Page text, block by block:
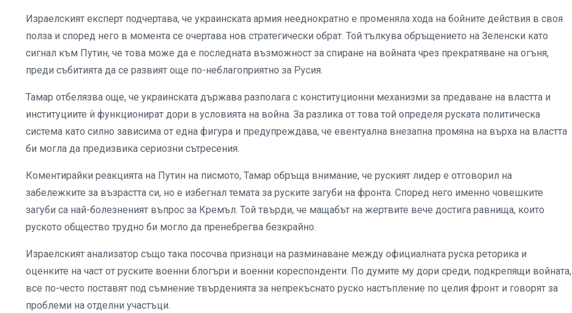
Израелският експерт подчертава, че украинската армия нееднократно е променяла хода на бойните действия в своя
полза и според него в момента се очертава нов стратегически обрат. Той тълкува обръщението на Зеленски като
сигнал към Путин, че това може да е последната възможност за спиране на войната чрез прекратяване на огъня,
преди събитията да се развият още по-неблагоприятно за Русия.
Тамар отбелязва още, че украинската държава разполага с конституционни механизми за предаване на властта и
институциите ѝ функционират дори в условията на война. За разлика от това той определя руската политическа
система като силно зависима от една фигура и предупреждава, че евентуална внезапна промяна на върха на властта
би могла да предизвика сериозни сътресения.
Коментирайки реакцията на Путин на писмото, Тамар обръща внимание, че руският лидер е отговорил на
забележките за възрастта си, но е избегнал темата за руските загуби на фронта. Според него именно човешките
загуби са най-болезненият въпрос за Кремъл. Той твърди, че мащабът на жертвите вече достига равнища, които
руското общество трудно би могло да пренебрегва безкрайно.
Израелският анализатор също така посочва признаци на разминаване между официалната руска реторика и
оценките на част от руските военни блогъри и военни кореспонденти. По думите му дори среди, подкрепящи войната,
все по-често поставят под съмнение твърденията за непрекъснато руско настъпление по целия фронт и говорят за
проблеми на отделни участъци.